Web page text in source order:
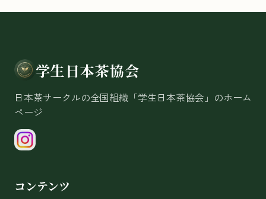
学生日本茶協会
日本茶サークルの全国組織「学生日本茶協会」のホーム
ページ
コンテンツ